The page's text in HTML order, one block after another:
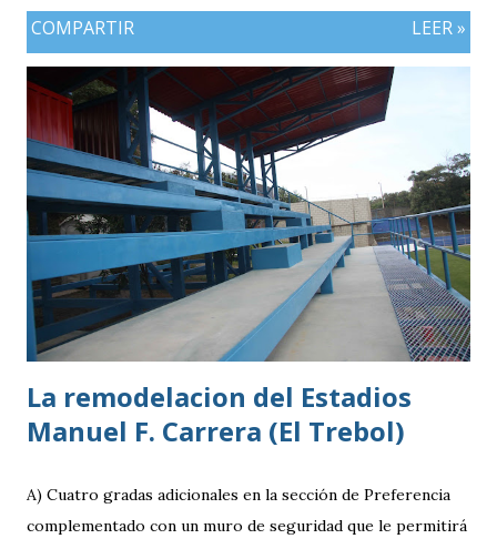
experiencia que marcó el inicio de su desarrollo como
Kaohsiung Attackers FC, una institución de crecimiento
reciente dentro del fútbol taiwanés. El club nació en 2016
con su equipo femenino y fue hasta 2025 cuando creó su
rama masculina, la cual comenzó su recorrido en la Segunda
División antes de conseguir el ascenso a la máxima
categoría.
COMPARTIR LEER »
La remodelacion del Estadios
Manuel F. Carrera (El Trebol)
A) Cuatro gradas adicionales en la sección de Preferencia
complementado con un muro de seguridad que le permitirá